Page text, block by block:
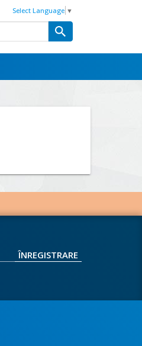
Select Language ▼